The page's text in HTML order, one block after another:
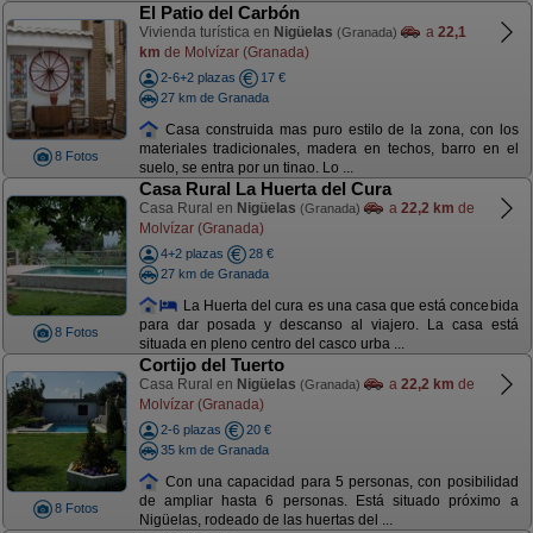
8 Fotos
El Patio del Carbón
Vivienda turística en Nigüelas (Granada) a 22,1
km de Molvízar (Granada)
2-6+2 plazas
17 €
27 km de Granada
Casa construida mas puro estilo de la zona, con los
materiales tradicionales, madera en techos, barro en el
suelo, se entra por un tinao. Lo ...
8 Fotos
Casa Rural La Huerta del Cura
Casa Rural en Nigüelas (Granada) a 22,2 km de
Molvízar (Granada)
4+2 plazas
28 €
27 km de Granada
La Huerta del cura es una casa que está concebida
para dar posada y descanso al viajero. La casa está
situada en pleno centro del casco urba ...
8 Fotos
Cortijo del Tuerto
Casa Rural en Nigüelas (Granada) a 22,2 km de
Molvízar (Granada)
2-6 plazas
20 €
35 km de Granada
Con una capacidad para 5 personas, con posibilidad
de ampliar hasta 6 personas. Está situado próximo a
Nigüelas, rodeado de las huertas del ...